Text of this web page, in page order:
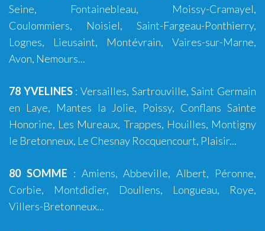
Seine, Fontainebleau, Moissy-Cramayel,
Coulommiers, Noisiel, Saint-Fargeau-Ponthierry,
Lognes, Lieusaint, Montévrain, Vaires-sur-Marne,
Avon, Nemours...
78 YVELINES:Versailles, Sartrouville, Saint Germain
en Laye, Mantes la Jolie, Poissy, Conflans Sainte
Honorine, Les Mureaux, Trappes, Houilles, Montigny
le Bretonneux, Le Chesnay Rocquencourt, Plaisir...
80 SOMME : Amiens,Abbeville,Albert, Péronne,
Corbie, Montdidier, Doullens, Longueau, Roye,
Villers-Bretonneux...